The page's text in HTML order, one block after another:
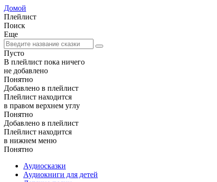
Домой
Плейлист
Поиск
Еще
Пусто
В плейлист пока ничего
не добавлено
Понятно
Добавлено в плейлист
Плейлист находится
в правом верхнем углу
Понятно
Добавлено в плейлист
Плейлист находится
в нижнем меню
Понятно
Аудиосказки
Аудиокниги для детей